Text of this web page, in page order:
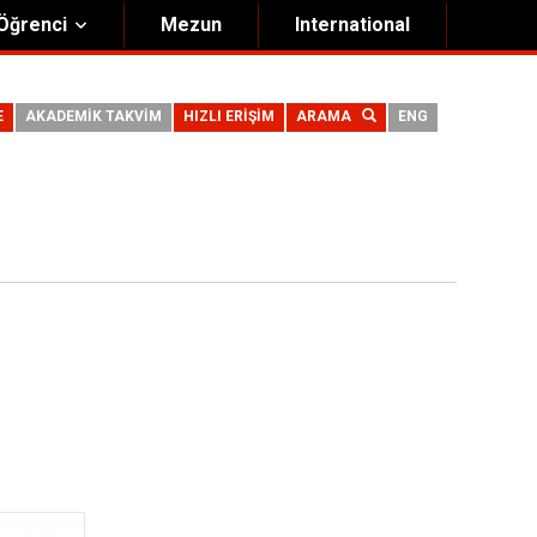
Mezun International
ENG
ARAMA
HIZLI ERİŞİM
AKADEMİK TAKVİM